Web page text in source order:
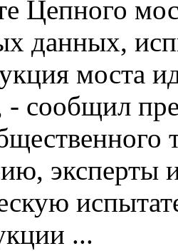
Цепного
данных,
моста
сообщил
эксперты
...